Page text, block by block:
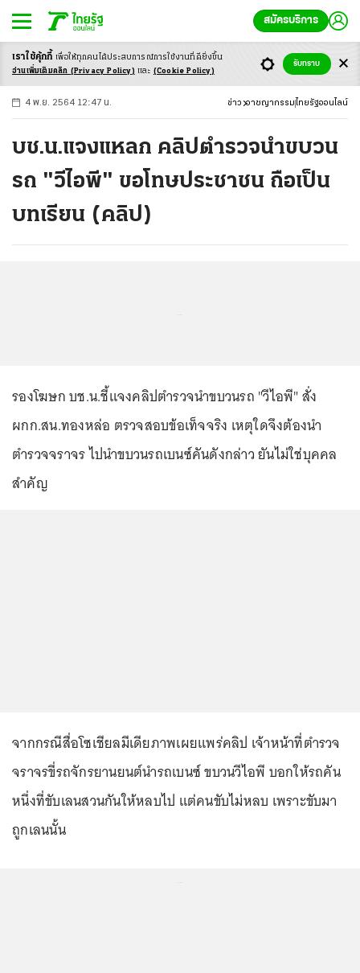
สมัครบริการ
-ก ก ก+
4 พ.ย. 2564 12:47 น. ข่าว อาชญากรรม ไทยรัฐออนไลน์
บช.น.แจงแหลก คลิปตำรวจนำขบวน
รถ "วีไอพี" ขอโทษประชาชน ถือเป็น
บทเรียน (คลิป)
รองโฆษก บช.น.ชี้แจงคลิปตำรวจนำขบวนรถ "วีไอพี" สั่ง
ผกก.สน.ทองหล่อ ตรวจสอบข้อเท็จจริง เหตุใดจึงต้องนำ
ตำรวจจราจร ไปนำขบวนรถเบนซ์คันดังกล่าว ยันไม่ใช่บุคคล
สำคัญ
จากกรณีสื่อโซเชียลมีเดียภาพเผยแพร่คลิป เจ้าหน้าที่ตำรวจ
จราจรขี่รถจักรยานยนต์นำรถเบนซ์ ขบวนวีไอพี บอกให้รถคัน
หนึ่งที่ขับเลนสวนกันให้หลบไป แต่คนขับไม่หลบ เพราะขับมา
ถูกเลนนั้น
เราใช้คุ้กกี้ เพื่อให้ทุกคนได้ประสบการณ์การใช้งานที่ดียิ่งขึ้น
อ่านเพิ่มเติมคลิก (Privacy Policy) และ (Cookie Policy)
รับทราบ